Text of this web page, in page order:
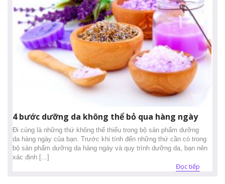
4 bước dưỡng da không thể bỏ qua hàng ngày
Đi cùng là những thứ không thể thiếu trong bộ sản phẩm dưỡng
da hàng ngày của bạn. Trước khi tính đến những thứ cần có trong
bộ sản phẩm dưỡng da hàng ngày và quy trình dưỡng da, bạn nên
xác định [...]
Đọc tiếp